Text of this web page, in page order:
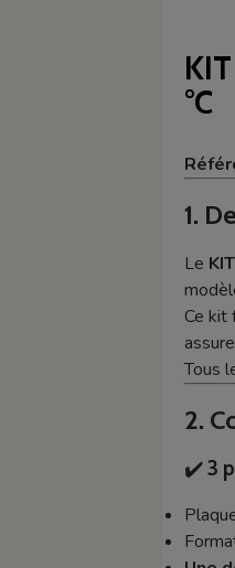
°C
1.
Le
Ce kit
Tous
2.
✔️3